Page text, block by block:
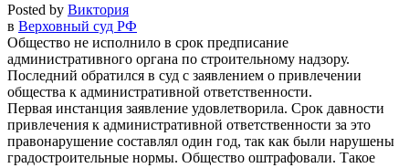
Posted by Виктория
в Верховный суд РФ
Общество не исполнило в срок предписание
административного органа по строительному надзору.
Последний обратился в суд с заявлением о привлечении
общества к административной ответственности.
Первая инстанция заявление удовлетворила. Срок давности
привлечения к административной ответственности за это
правонарушение составлял один год, так как были нарушены
градостроительные нормы. Общество оштрафовали. Такое